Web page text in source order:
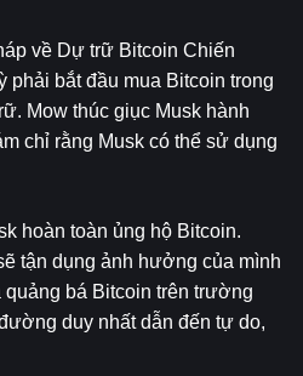
về Dự trữ Bitcoin Chiến
phải bắt đầu mua Bitcoin trong
Mow thúc giục Musk hành
chỉ rằng Musk có thể sử dụng
hoàn toàn ủng hộ Bitcoin.
tận dụng ảnh hưởng của mình
bá Bitcoin trên trường
duy nhất dẫn đến tự do,